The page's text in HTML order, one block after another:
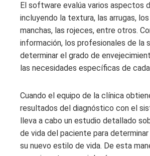
El software evalúa varios aspectos
incluyendo la textura, las arrugas,
manchas, las rojeces, entre otros.
información, los profesionales de la
determinar el grado de
las necesidades específicas de
Cuando el equipo de la clínica
resultados del diagnóstico con el
lleva a cabo un estudio detallado
de vida del paciente para
su nuevo estilo de vida. De esta